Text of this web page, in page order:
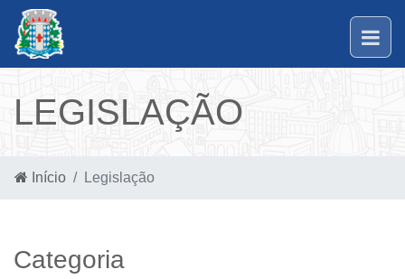
LEGISLAÇÃO
Início Legislação
Categoria